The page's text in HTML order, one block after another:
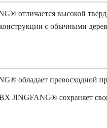
отличается высокой
с обычными
обладает превосходной
JINGFANG® сохраняет